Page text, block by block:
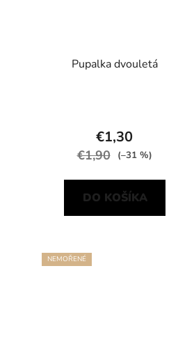
Pupalka dvouletá
€1,30
€1,90 (–31 %)
DO KOŠÍKA
NEMOŘENÉ